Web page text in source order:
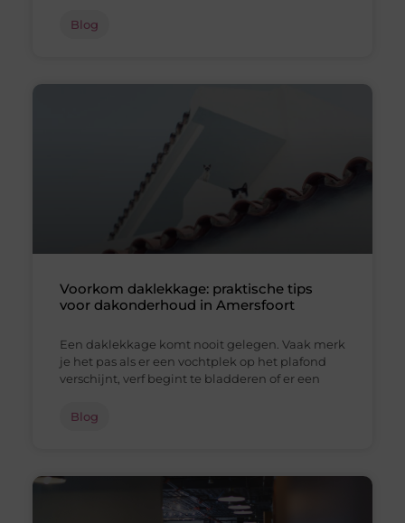
Blog
Voorkom daklekkage: praktische tips
voor dakonderhoud in Amersfoort
Een daklekkage komt nooit gelegen. Vaak merk
je het pas als er een vochtplek op het plafond
verschijnt, verf begint te bladderen of er een
Blog